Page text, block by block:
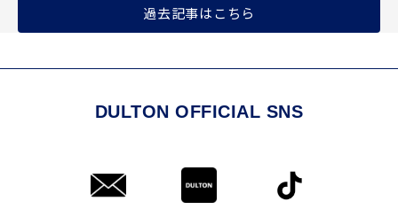
過去記事はこちら
DULTON OFFICIAL SNS